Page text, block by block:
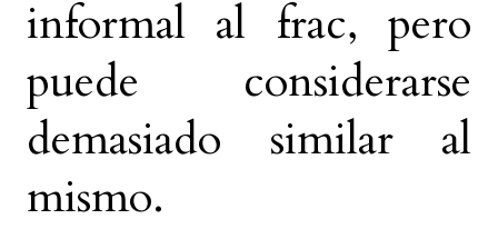
informal al frac, pero
puede considerarse
demasiado similar al
mismo.